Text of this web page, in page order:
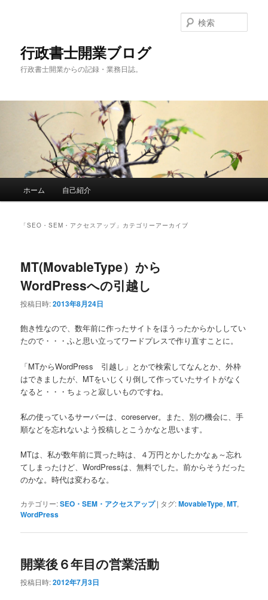
行政書士開業ブログ
行政書士開業からの記録・業務日誌。
索
ホーム 自己紹介
「SEO・SEM・アクセスアップ 」カテゴリーアーカイブ
MT(MovableType）から
WordPressへの引越し
投稿日時:2013年8月24日
飽き性なので、数年前に作ったサイトをほうったからかししてい
たので・・・ふと思い立ってワードプレスで作り直すことに。
「MTからWordPress 引越し」とかで検索してなんとか、外枠
はできましたが、MTをいじくり倒して作っていたサイトがなく
なると・・・ちょっと寂しいものですね。
私の使っているサーバーは、coreserver。また、別の機会に、手
順などを忘れないよう投稿しとこうかなと思います。
MTは、私が数年前に買った時は、４万円とかしたかなぁ～忘れ
てしまったけど、WordPressは、無料でした。前からそうだった
のかな。時代は変わるな。
カテゴリー:SEO・SEM・アクセスアップ | タグ:MovableType,MT,
WordPress
開業後６年目の営業活動
投稿日時:2012年7月3日